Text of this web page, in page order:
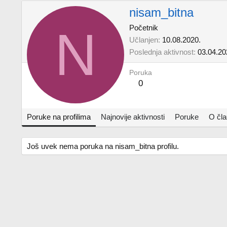
N
nisam_bitna
Početnik
Učlanjen 10.08.2020.
Poslednja aktivnost
Poruka
0
Poruke na profilima Najnovije aktivnosti Poruke O
Još uvek nema poruka na nisam_bitna profilu.